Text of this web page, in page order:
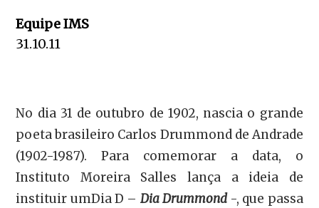
Equipe IMS
31.10.11
No dia 31 de outubro de 1902, nascia o grande
poeta brasileiro Carlos Drummond de Andrade
(1902-1987). Para comemorar a data, o
Instituto Moreira Salles lança a ideia de
instituir umDia D – Dia Drummond -, que passa